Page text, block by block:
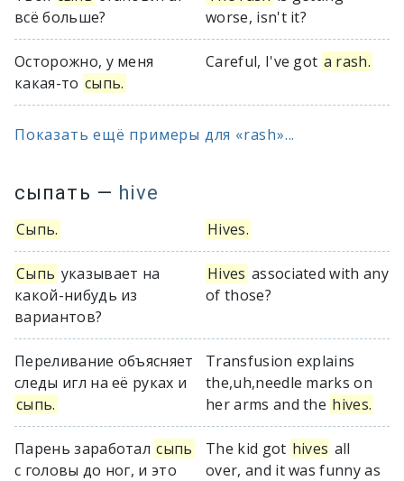
всё больше?
worse, isn't it?
Осторожно, у меня
какая-то сыпь.
Careful, I've got a rash.
Показать ещё примеры для «rash»...
сыпать — hive
Сыпь. Hives.
Сыпь указывает на
какой-нибудь из
вариантов?
Hives associated with any
of those?
Переливание объясняет
следы игл на её руках и
сыпь.
Transfusion explains
the,uh,needle marks on
her arms and the hives.
Парень заработал сыпь
с головы до ног, и это
The kid got hives all
over, and it was funny as